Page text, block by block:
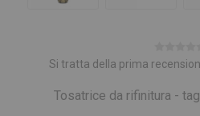
Si tratta della prima
Tosatrice da rifinitura -